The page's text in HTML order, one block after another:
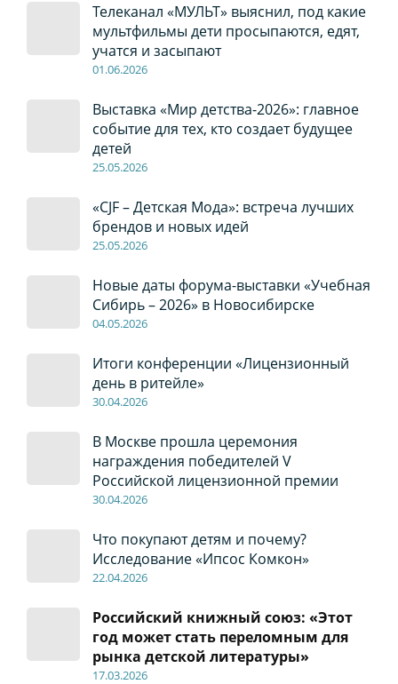
Телеканал «МУЛЬТ» выяснил, под какие
мультфильмы дети просыпаются, едят,
учатся и засыпают
01.06.2026
Выставка «Мир детства-2026»: главное
событие для тех, кто создает будущее
детей
25.05.2026
«CJF – Детская Мода»: встреча лучших
брендов и новых идей
25.05.2026
Новые даты форума-выставки «Учебная
Сибирь – 2026» в Новосибирске
04.05.2026
Итоги конференции «Лицензионный
день в ритейле»
30.04.2026
В Москве прошла церемония
награждения победителей V
Российской лицензионной премии
30.04.2026
Что покупают детям и почему?
Исследование «Ипсос Комкон»
22.04.2026
Российский книжный союз: «Этот
год может стать переломным для
рынка детской литературы»
17.03.2026